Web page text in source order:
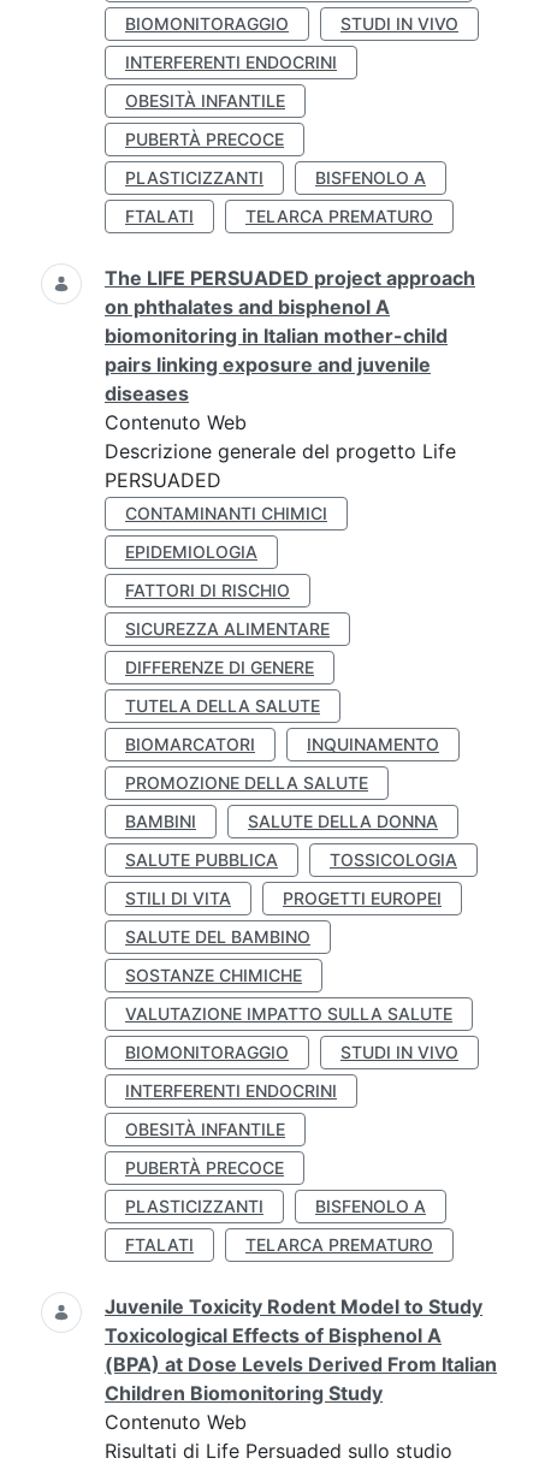
BIOMONITORAGGIO
STUDI IN VIVO
INTERFERENTI ENDOCRINI
OBESITÀ INFANTILE
PUBERTÀ PRECOCE
PLASTICIZZANTI
BISFENOLO A
FTALATI
TELARCA PREMATURO
The LIFE PERSUADED project approach
on phthalates and bisphenol A
biomonitoring in Italian mother-child
pairs linking exposure and juvenile
diseases
Contenuto Web
Descrizione generale del progetto Life
PERSUADED
CONTAMINANTI CHIMICI
EPIDEMIOLOGIA
FATTORI DI RISCHIO
SICUREZZA ALIMENTARE
DIFFERENZE DI GENERE
TUTELA DELLA SALUTE
BIOMARCATORI
INQUINAMENTO
PROMOZIONE DELLA SALUTE
BAMBINI
SALUTE DELLA DONNA
SALUTE PUBBLICA
TOSSICOLOGIA
STILI DI VITA
PROGETTI EUROPEI
SALUTE DEL BAMBINO
SOSTANZE CHIMICHE
VALUTAZIONE IMPATTO SULLA SALUTE
BIOMONITORAGGIO
STUDI IN VIVO
INTERFERENTI ENDOCRINI
OBESITÀ INFANTILE
PUBERTÀ PRECOCE
PLASTICIZZANTI
BISFENOLO A
FTALATI
TELARCA PREMATURO
Juvenile Toxicity Rodent Model to Study
Toxicological Effects of Bisphenol A
(BPA) at Dose Levels Derived From Italian
Children Biomonitoring Study
Contenuto Web
Risultati di Life Persuaded sullo studio